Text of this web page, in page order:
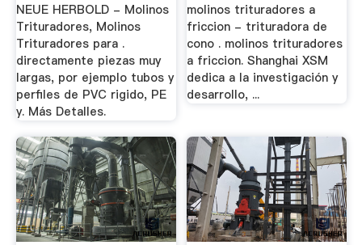
NEUE HERBOLD - Molinos
Trituradores, Molinos
Trituradores para .
directamente piezas muy
largas, por ejemplo tubos y
perfiles de PVC rigido, PE
y. Más Detalles.
molinos trituradores a
friccion - trituradora de
cono . molinos trituradores
a friccion. Shanghai XSM
dedica a la investigación y
desarrollo, ...